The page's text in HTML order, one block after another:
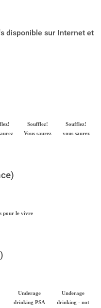
disponible sur Internet et
Soufflez!
Vous saurez
Soufflez!
vous saurez
pour le vivre
Underage
drinking PSA
Underage
drinking - not